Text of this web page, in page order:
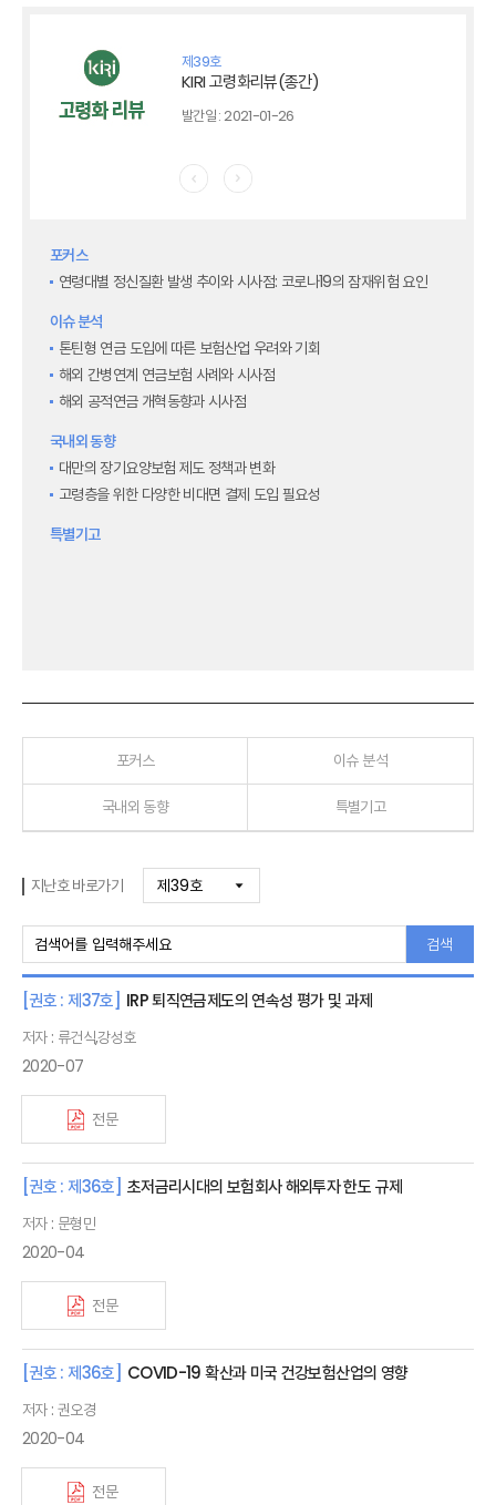
국내외동향(종간)
특별기고(종간)
고령화리뷰 모음집(종간)
연차보고서
보험총서
보험동향(종간)
해외 보험동향(종간)
보험회사 재무분석(종간)
주간 해외보험동향(종간)
제39호
KIRI 고령화리뷰(종간)
발간일 : 2021-01-26
포커스
연령대별 정신질환 발생 추이와 시사점: 코로나19의 잠재위험 요인
이슈 분석
톤틴형 연금 도입에 따른 보험산업 우려와 기회
해외 간병연계 연금보험 사례와 시사점
해외 공적연금 개혁동향과 시사점
국내외 동향
대만의 장기요양보험 제도 정책과 변화
고령층을 위한 다양한 비대면 결제 도입 필요성
특별기고
포커스 이슈 분석
국내외 동향 특별기고
지난호 바로가기
검색
[권호 : 제37호] IRP 퇴직연금제도의 연속성 평가 및 과제
저자 : 류건식,강성호
2020-07
전문
[권호 : 제36호] 초저금리시대의 보험회사 해외투자 한도 규제
저자 : 문형민
2020-04
전문
[권호 : 제36호] COVID-19 확산과 미국 건강보험산업의 영향
저자 : 권오경
2020-04
전문